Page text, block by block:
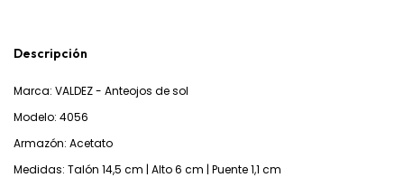
Descripción
Marca: VALDEZ - Anteojos de sol
Modelo: 4056
Armazón: Acetato
Medidas: Talón 14,5 cm | Alto 6 cm | Puente 1,1 cm